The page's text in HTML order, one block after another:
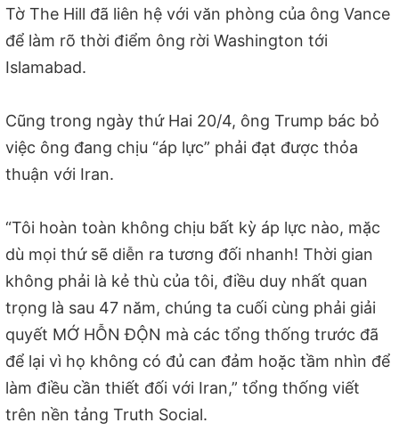
Tờ The Hill đã liên hệ với văn phòng của ông Vance
để làm rõ thời điểm ông rời Washington tới
Islamabad.
Cũng trong ngày thứ Hai 20/4, ông Trump bác bỏ
việc ông đang chịu “áp lực” phải đạt được thỏa
thuận với Iran.
“Tôi hoàn toàn không chịu bất kỳ áp lực nào, mặc
dù mọi thứ sẽ diễn ra tương đối nhanh! Thời gian
không phải là kẻ thù của tôi, điều duy nhất quan
trọng là sau 47 năm, chúng ta cuối cùng phải giải
quyết MỚ HỖN ĐỘN mà các tổng thống trước đã
để lại vì họ không có đủ can đảm hoặc tầm nhìn để
làm điều cần thiết đối với Iran,” tổng thống viết
trên nền tảng Truth Social.